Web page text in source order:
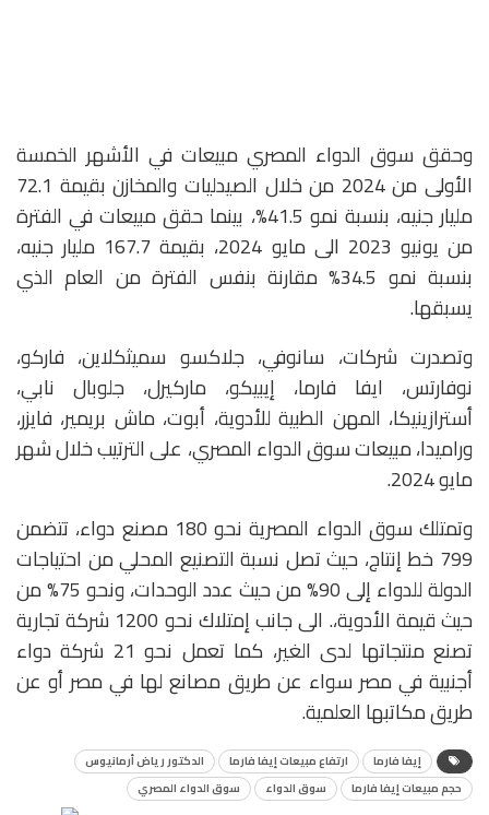
وحقق سوق الدواء المصري مبيعات في الأشهر الخمسة
الأولى من 2024 من خلال الصيدليات والمخازن بقيمة 72.1
مليار جنيه، بنسبة نمو 41.5%، بينما حقق مبيعات في الفترة
من يونيو 2023 الى مايو 2024، بقيمة 167.7 مليار جنيه،
بنسبة نمو 34.5% مقارنة بنفس الفترة من العام الذي
يسبقها.
وتصدرت شركات، سانوفي، جلاكسو سميثكلاين، فاركو،
نوفارتس، ايفا فارما، إيبيكو، ماركيرل، جلوبال نابي،
أسترازينيكا، المهن الطبية للأدوية، أبوت، ماش بريمير، فايزر،
وراميدا، مبيعات سوق الدواء المصري، على الترتيب خلال شهر
مايو 2024.
وتمتلك سوق الدواء المصرية نحو 180 مصنع دواء، تتضمن
799 خط إنتاج، حيث تصل نسبة التصنيع المحلي من احتياجات
الدولة للدواء إلى 90% من حيث عدد الوحدات، ونحو 75% من
حيث قيمة الأدوية،. الى جانب إمتلاك نحو 1200 شركة تجارية
تصنع منتجاتها لدى الغير، كما تعمل نحو 21 شركة دواء
أجنبية في مصر سواء عن طريق مصانع لها في مصر أو عن
طريق مكاتبها العلمية.
إيفا فارما ارتفاع مبيعات إيفا فارما
الدكتور رياض أرمانيوس
حجم مبيعات إيفا فارما
سوق الدواء سوق الدواء المصري